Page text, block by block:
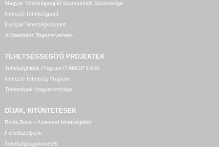
Magyar Tehetségsegítő Szervezetek Szövetsége
Nemzeti Tehetségpont
Európai Tehetségközpont
A Matehetsz Tagszervezetei
TEHETSÉGSEGÍTŐ PROJEKTEK
Tehetséghidak Program (TÁMOP 3.4.5)
Nemzeti Tehetség Program
Tehetségek Magyarországa
DÍJAK, KITÜNTETÉSEK
Bonis Bona – A nemzet tehetségeiért
Felfedezettjeink
Tehetségnagykövetek